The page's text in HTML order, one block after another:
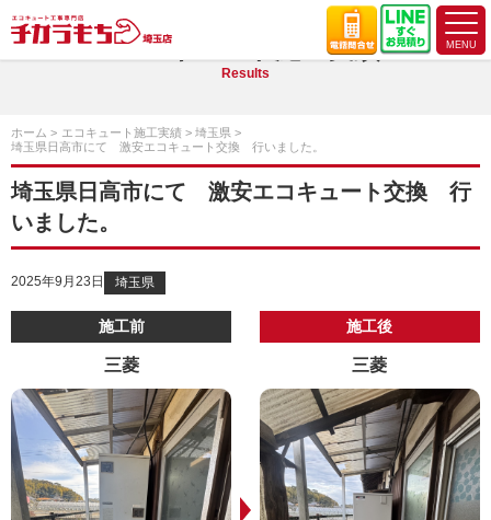
エコキュート施工実績
Results
ホーム エコキュート施工実績
埼玉県
埼玉県日高市にて 激安エコキュート交換 行いました。
埼玉県日高市にて 激安エコキュート交換 行
いました。
2025年9月23日 埼玉県
施工前
三菱
施工後
三菱